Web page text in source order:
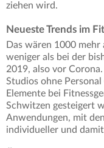
ziehen wird.
Neueste Trends im
Das wären 1000
weniger als bei der
2019, also vor
Studios ohne
Elemente bei
Schwitzen gesteigert
Anwendungen, mit
individueller und